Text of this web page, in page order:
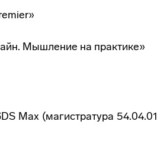
Мышление на практике»
Max (магистратура 54.04.01